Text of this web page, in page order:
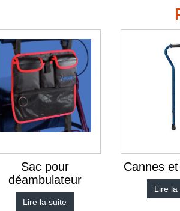
Sac pour
déambulateur
Lire la suite
Cannes
Lire la